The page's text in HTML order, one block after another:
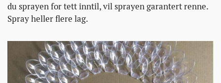
du sprayen for tett inntil, vil sprayen garantert renne.
Spray heller flere lag.